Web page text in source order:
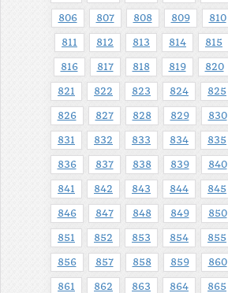
806 807 808 809 810
811 812 813 814 815
816 817 818 819 820
821 822 823 824 825
826 827 828 829 830
831 832 833 834 835
836 837 838 839 840
841 842 843 844 845
846 847 848 849 850
851 852 853 854 855
856 857 858 859 860
861 862 863 864 865